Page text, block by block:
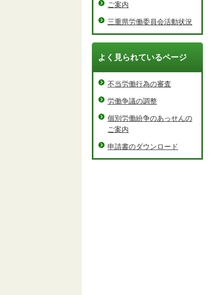
ご案内
三重県労働委員会活動状況
よく見られているページ
不当労働行為の審査
労働争議の調整
個別労働紛争のあっせんの
ご案内
申請書のダウンロード